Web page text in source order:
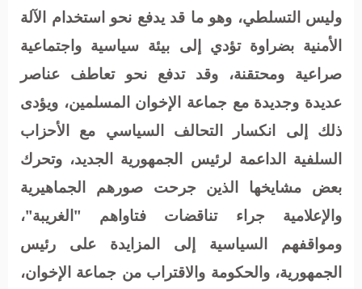
وليس التسلطي، وهو ما قد يدفع نحو استخدام الآلة
الأمنية بضراوة تؤدي إلى بيئة سياسية واجتماعية
صراعية ومحتقنة، وقد تدفع نحو تعاطف عناصر
عديدة وجديدة مع جماعة الإخوان المسلمين، ويؤدى
ذلك إلى انكسار التحالف السياسي مع الأحزاب
السلفية الداعمة لرئيس الجمهورية الجديد، وتحرك
بعض مشايخها الذين جرحت صورهم الجماهيرية
والإعلامية جراء تناقضات فتاواهم "الغريبة"،
ومواقفهم السياسية إلى المزايدة على رئيس
الجمهورية، والحكومة والاقتراب من جماعة الإخوان،